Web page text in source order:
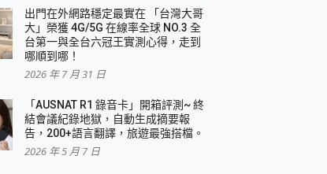
懂
「 智慧投影 & 煥彩流動 」的沈浸
線電競滑鼠 開箱 評測
度滿滿的終極桌面體驗
箱 評測
出門在外網路穩定最實在 「台灣大哥
大」榮獲 4G/5G 在線率全球 NO.3 全
台第一與全台六冠王實測心得，走到
哪順到哪！
2026 年 7 月 31 日
「AUSNAT R1 錄音卡」開箱評測~ 終
結會議紀錄地獄，自動生成摘要報
告，200+語言翻譯，旅遊最強搭檔。
2026 年 5 月 7 日